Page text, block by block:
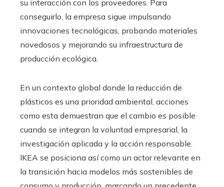
su interacción con los proveedores. Para
conseguirlo, la empresa sigue impulsando
innovaciones tecnológicas, probando materiales
novedosos y mejorando su infraestructura de
producción ecológica.
En un contexto global donde la reducción de
plásticos es una prioridad ambiental, acciones
como esta demuestran que el cambio es posible
cuando se integran la voluntad empresarial, la
investigación aplicada y la acción responsable.
IKEA se posiciona así como un actor relevante en
la transición hacia modelos más sostenibles de